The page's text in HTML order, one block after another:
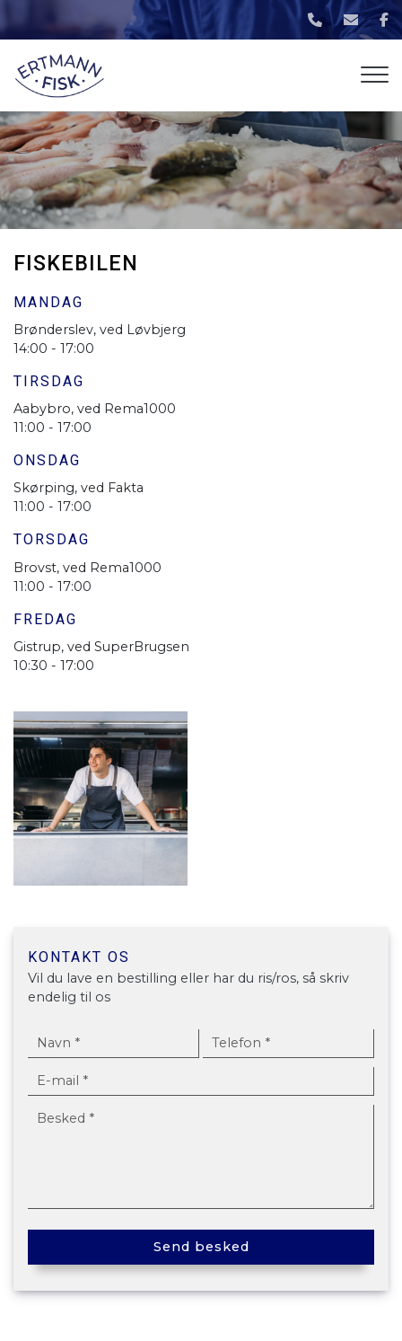
til
hovedindhold
FISKEBILEN
MANDAG
Brønderslev, ved Løvbjerg
14:00 - 17:00
TIRSDAG
Aabybro, ved Rema1000
11:00 - 17:00
ONSDAG
Skørping, ved Fakta
11:00 - 17:00
TORSDAG
Brovst, ved Rema1000
11:00 - 17:00
FREDAG
Gistrup, ved SuperBrugsen
10:30 - 17:00
KONTAKT OS
Vil du lave en bestilling eller har du ris/ros, så skriv
endelig til os